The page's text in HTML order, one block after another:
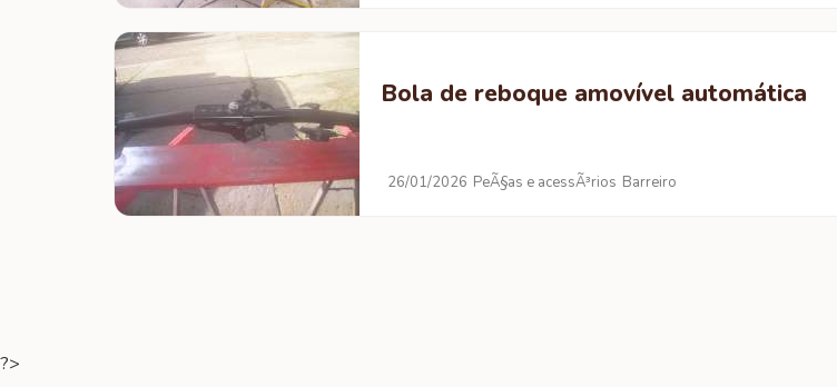
Bola de reboque amovível automática
26/01/2026 PeÃ§as e acessÃ³rios Barreiro
?>